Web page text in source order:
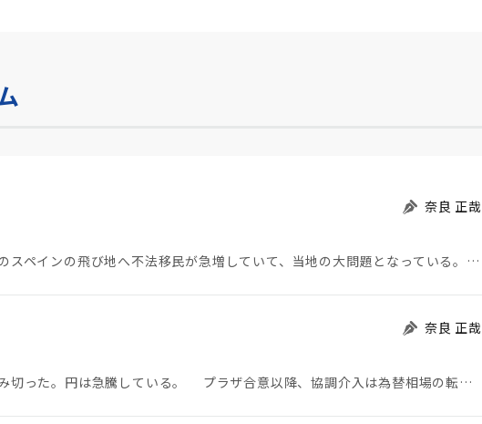
奈良 正哉
モロッコから地続きのスペインの飛び地へ不法移民が急増していて、当地の大問題となっている。「海を泳い…
奈良 正哉
日米が協調介入に踏み切った。円は急騰している。 プラザ合意以降、協調介入は為替相場の転機になって…